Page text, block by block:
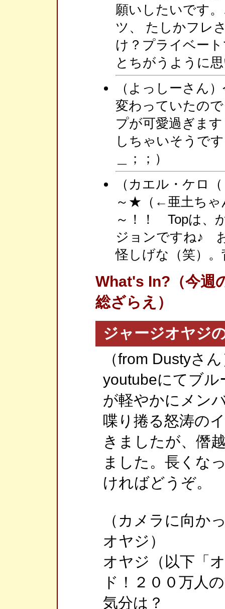
願いしたいです
ツ、 たしかフレ
け？プライベー
とちがうように
（よっしーさん
変わっていたの
プが可愛過ぎま
しちゃいそうで
＿；；）
（カエル・ケロ
～★（←亜土ち
～！！ Topは、
ジョンですね♪
怪しげな（笑）
What's In?（今週
総ざらえ）
ジャージオヤジ
（from Dustyさ
youtubeにてブ
が軽やかにメン
喋り捲る怒涛の
きましたが、僭
ました。長くな
ければどうぞ。
（カメラに向か
オヤジ）
オヤジ（以下「
ド！２００万人
気分は？